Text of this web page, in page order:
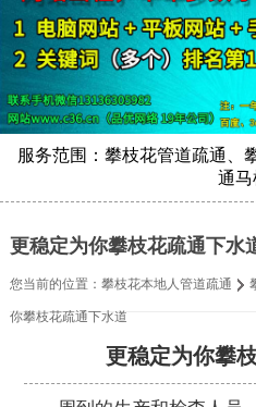
服务范围：攀枝花管道疏通、
通马
更稳定为你攀枝花疏通下水
您当前的位置： 攀枝花本地人管道疏通
你攀枝花疏通下水道
更稳定为你攀